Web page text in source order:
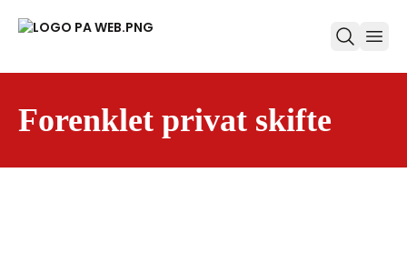
open
Forenklet privat skifte